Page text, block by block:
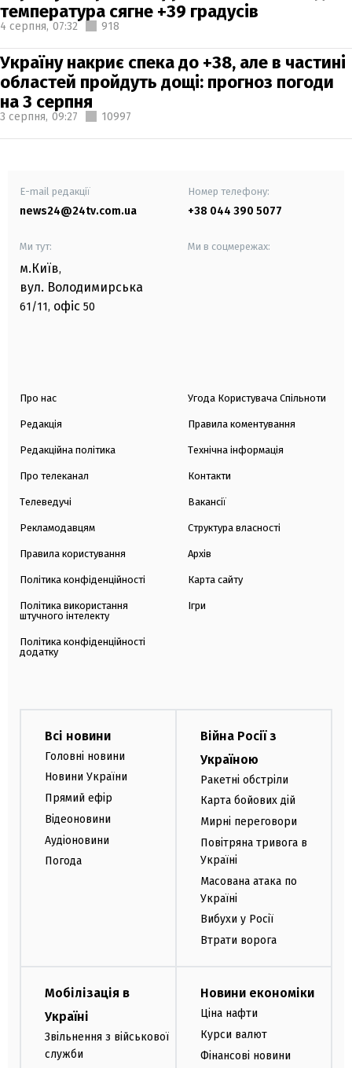
температура сягне +39 градусів
4 серпня, 07:32 918
Україну накриє спека до +38, але в частині
областей пройдуть дощі: прогноз погоди
на 3 серпня
3 серпня, 09:27 10997
E-mail редакції
news24@24tv.com.ua
Номер телефону:
+38 044 390 5077
Ми тут:
м.Київ,
вул. Володимирська
61/11, офіс 50
Ми в соцмережах:
Про нас
Редакція
Редакційна політика
Про телеканал
Телеведучі
Рекламодавцям
Правила користування
Політика конфіденційності
Політика використання
штучного інтелекту
Політика конфіденційності
додатку
Угода Користувача Спільноти
Правила коментування
Технічна інформація
Контакти
Вакансії
Структура власності
Архів
Карта сайту
Ігри
Всі новини
Головні новини
Новини України
Прямий ефір
Відеоновини
Аудіоновини
Погода
Війна Росії з
Україною
Ракетні обстріли
Карта бойових дій
Мирні переговори
Повітряна тривога в
Україні
Масована атака по
Україні
Вибухи у Росії
Втрати ворога
Мобілізація в
Україні
Звільнення з військової
служби
Новини економіки
Ціна нафти
Курси валют
Фінансові новини